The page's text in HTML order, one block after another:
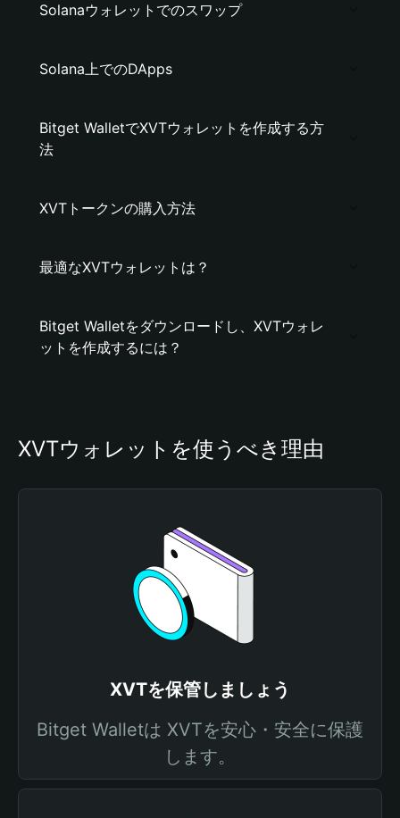
Solanaウォレットでのスワップ
Solana上でのDApps
Bitget WalletでXVTウォレットを作成する方
法
XVTトークンの購入方法
最適なXVTウォレットは？
Bitget Walletをダウンロードし、XVTウォレ
ットを作成するには？
XVTウォレットを使うべき理由
XVTを保管しましょう
Bitget Walletは XVTを安心・安全に保護
します。